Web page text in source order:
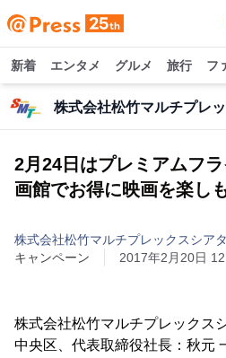
新着 エンタメ グルメ 旅行 フ
2月24日はプレミアムフ
画館でお得に映画を楽し
株式会社松竹マルチプレックスシア
キャンペーン
2017年2月20日
株式会社松竹マルチプレックス
中央区、代表取締役社長：秋元